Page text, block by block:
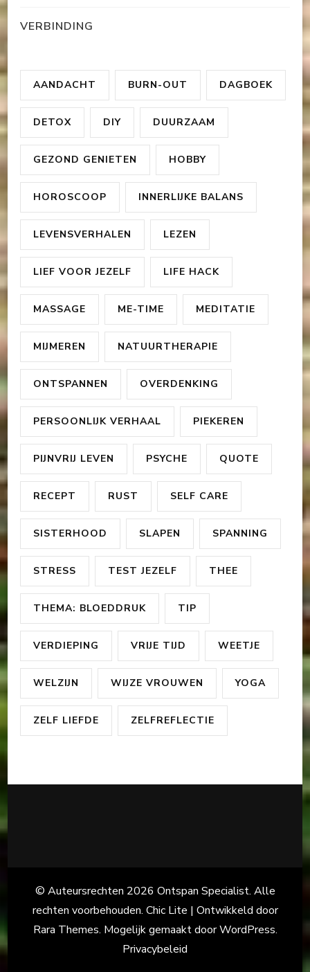
VERBINDING
AANDACHT BURN-OUT DAGBOEK
DETOX DIY DUURZAAM
GEZOND GENIETEN HOBBY
HOROSCOOP INNERLIJKE BALANS
LEVENSVERHALEN LEZEN
LIEF VOOR JEZELF LIFE HACK
MASSAGE ME-TIME MEDITATIE
MIJMEREN NATUURTHERAPIE
ONTSPANNEN OVERDENKING
PERSOONLIJK VERHAAL PIEKEREN
PIJNVRIJ LEVEN PSYCHE QUOTE
RECEPT RUST SELF CARE
SISTERHOOD SLAPEN SPANNING
STRESS TEST JEZELF THEE
THEMA: BLOEDDRUK TIP
VERDIEPING VRIJE TIJD WEETJE
WELZIJN WIJZE VROUWEN YOGA
ZELF LIEFDE ZELFREFLECTIE
© Auteursrechten 2026 Ontspan Specialist. Alle
rechten voorbehouden. Chic Lite | Ontwikkeld door
Rara Themes. Mogelijk gemaakt doorWordPress.
Privacybeleid